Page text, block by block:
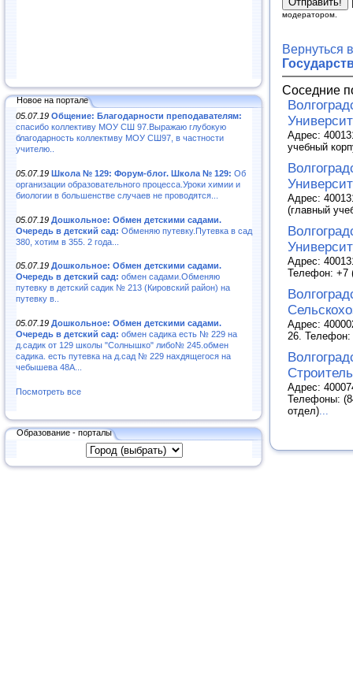
Новое на портале
05.07.19 Общение: Благодарности преподавателям:
спасибо коллективу МОУ СШ 97.Выражаю глубокую
благодарность коллектмву МОУ СШ97, в частности
учителю..
05.07.19 Школа № 129: Форум-блог. Школа № 129: Об
организации образовательного процесса.Уроки химии и
биологии в большенстве случаев не проводятся...
05.07.19 Дошкольное: Обмен детскими садами.
Очередь в детский сад: Обменяю путевку.Путевка в сад
380, хотим в 355. 2 года...
05.07.19 Дошкольное: Обмен детскими садами.
Очередь в детский сад: обмен садами.Обменяю
путевку в детский садик № 213 (Кировский район) на
путевку в..
05.07.19 Дошкольное: Обмен детскими садами.
Очередь в детский сад: обмен садика есть № 229 на
д.садик от 129 школы "Солнышко" либо№ 245.обмен
садика. есть путевка на д.сад № 229 нахдящегося на
чебышева 48А...
Посмотреть все
Образование - порталы
модератором.
Вернуться
Соседние
Адрес:
учебный
Адрес:
(главный
Адрес:
Телефон: +7
Адрес:
26. Телефон:
Адрес:
Телефоны:
отдел)